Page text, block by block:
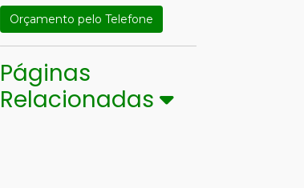
Orçamento pelo Telefone
Páginas
Relacionadas